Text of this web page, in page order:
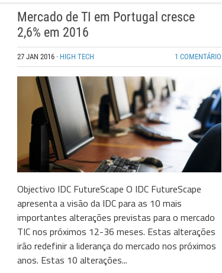
Mercado de TI em Portugal cresce
2,6% em 2016
27 JAN 2016 · HIGH TECH 1 COMENTÁRIO
Objectivo IDC FutureScape O IDC FutureScape
apresenta a visão da IDC para as 10 mais
importantes alterações previstas para o mercado
TIC nos próximos 12-36 meses. Estas alterações
irão redefinir a liderança do mercado nos próximos
anos. Estas 10 alterações...